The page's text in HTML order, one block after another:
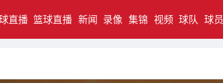
直播 篮球直播 新闻 录像 集锦 视频 球队 球员